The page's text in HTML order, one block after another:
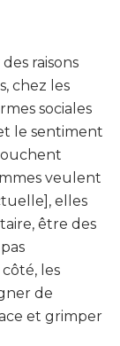
raisons
chez les
sociales
le sentiment
veulent
elles
être des
les
de
et grimper